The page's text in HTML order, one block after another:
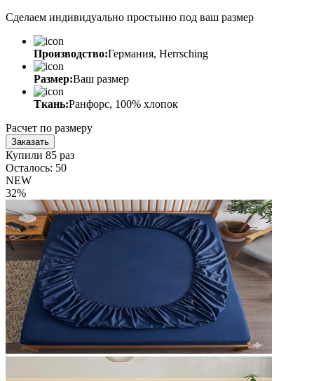
Сделаем индивидуально простыню под ваш размер
Производство:Германия, Herrsching
Размер:Ваш размер
Ткань:Ранфорс, 100% хлопок
Расчет по размеру
Заказать
Купили 85 раз
Осталось: 50
NEW
32%